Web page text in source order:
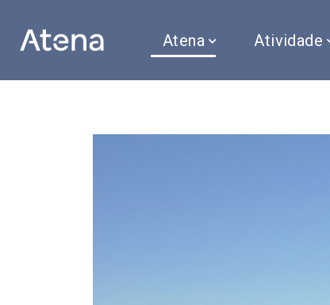
Atena Atividade